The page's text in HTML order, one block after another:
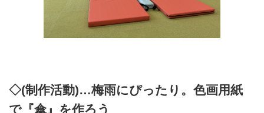
◇(制作活動)…梅雨にぴったり。色画用紙
で『傘』を作ろう